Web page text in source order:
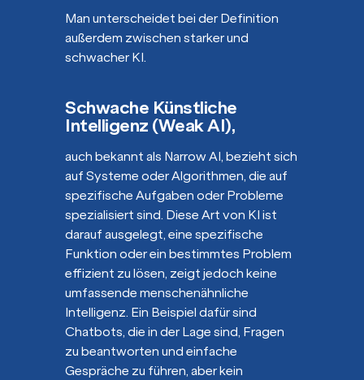
Man unterscheidet bei der Definition
außerdem zwischen starker und
schwacher KI.
Schwache Künstliche
Intelligenz (Weak AI),
auch bekannt als Narrow AI, bezieht sich
auf Systeme oder Algorithmen, die auf
spezifische Aufgaben oder Probleme
spezialisiert sind. Diese Art von KI ist
darauf ausgelegt, eine spezifische
Funktion oder ein bestimmtes Problem
effizient zu lösen, zeigt jedoch keine
umfassende menschenähnliche
Intelligenz. Ein Beispiel dafür sind
Chatbots, die in der Lage sind, Fragen
zu beantworten und einfache
Gespräche zu führen, aber kein